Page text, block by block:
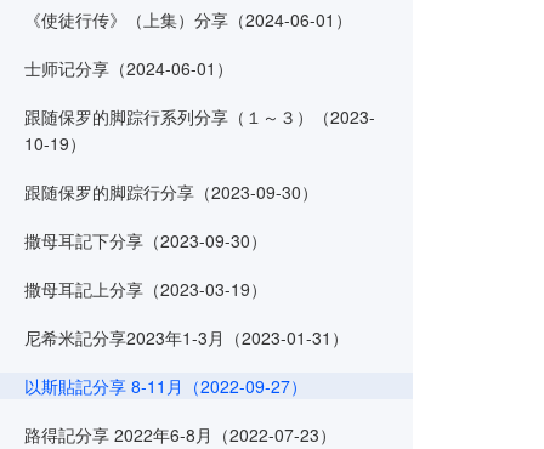
《使徒行传》（上集）分享（2024-06-01）
士师记分享（2024-06-01）
跟随保罗的脚踪行系列分享（１～３）（2023-
10-19）
跟随保罗的脚踪行分享（2023-09-30）
撒母耳記下分享（2023-09-30）
撒母耳記上分享（2023-03-19）
尼希米記分享2023年1-3月（2023-01-31）
以斯貼記分享 8-11月（2022-09-27）
路得記分享 2022年6-8月（2022-07-23）